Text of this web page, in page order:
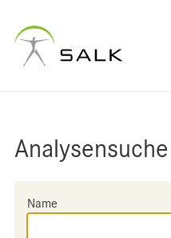
Analysensuche
Name